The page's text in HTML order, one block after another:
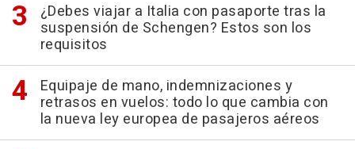
¿Debes viajar a Italia con pasaporte tras la
suspensión de Schengen? Estos son los
requisitos
Equipaje de mano, indemnizaciones y
retrasos en vuelos: todo lo que cambia con
la nueva ley europea de pasajeros aéreos